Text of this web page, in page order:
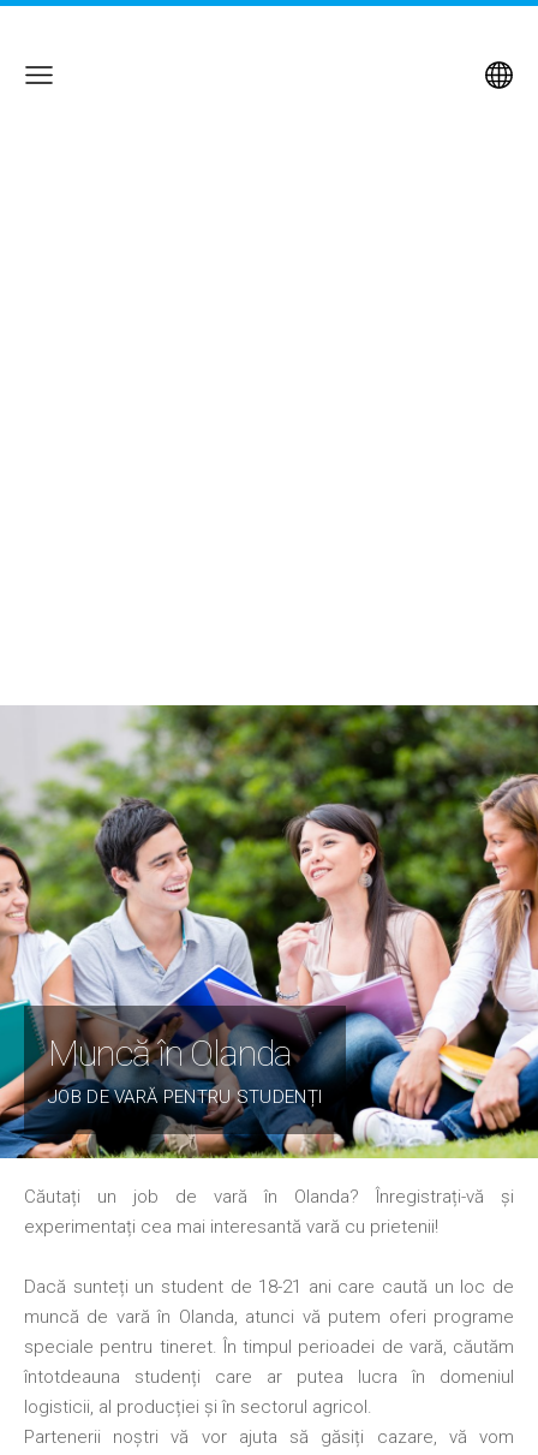
Muncă în Olanda
JOB DE VARĂ PENTRU STUDENȚI
Căutați un job de vară în Olanda? Înregistrați-vă și
experimentați cea mai interesantă vară cu prietenii!
Dacă sunteți un student de 18-21 ani care caută un loc de
muncă de vară în Olanda, atunci vă putem oferi programe
speciale pentru tineret. În timpul perioadei de vară, căutăm
întotdeauna studenți care ar putea lucra în domeniul
logisticii, al producției și în sectorul agricol.
Partenerii noștri vă vor ajuta să găsiți cazare, vă vom